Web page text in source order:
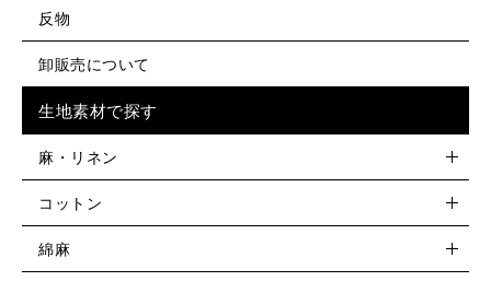
反物
卸販売について
生地素材で探す
麻・リネン
コットン
綿麻